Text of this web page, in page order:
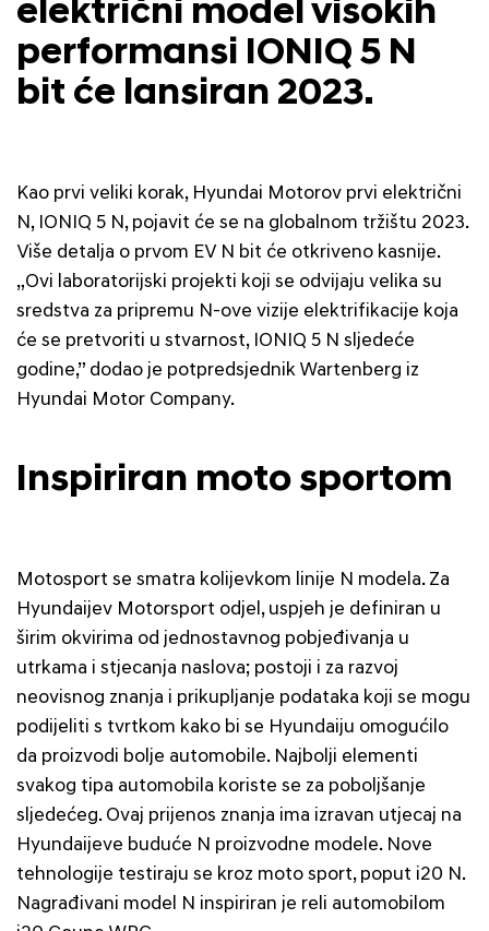
električni model visokih
performansi IONIQ 5 N
bit će lansiran 2023.
Kao prvi veliki korak, Hyundai Motorov prvi električni
N, IONIQ 5 N, pojavit će se na globalnom tržištu 2023.
Više detalja o prvom EV N bit će otkriveno kasnije.
„Ovi laboratorijski projekti koji se odvijaju velika su
sredstva za pripremu N-ove vizije elektrifikacije koja
će se pretvoriti u stvarnost, IONIQ 5 N sljedeće
godine,” dodao je potpredsjednik Wartenberg iz
Hyundai Motor Company.
Inspiriran moto sportom
Motosport se smatra kolijevkom linije N modela. Za
Hyundaijev Motorsport odjel, uspjeh je definiran u
širim okvirima od jednostavnog pobjeđivanja u
utrkama i stjecanja naslova; postoji i za razvoj
neovisnog znanja i prikupljanje podataka koji se mogu
podijeliti s tvrtkom kako bi se Hyundaiju omogućilo
da proizvodi bolje automobile. Najbolji elementi
svakog tipa automobila koriste se za poboljšanje
sljedećeg. Ovaj prijenos znanja ima izravan utjecaj na
Hyundaijeve buduće N proizvodne modele. Nove
tehnologije testiraju se kroz moto sport, poput i20 N.
Nagrađivani model N inspiriran je reli automobilom